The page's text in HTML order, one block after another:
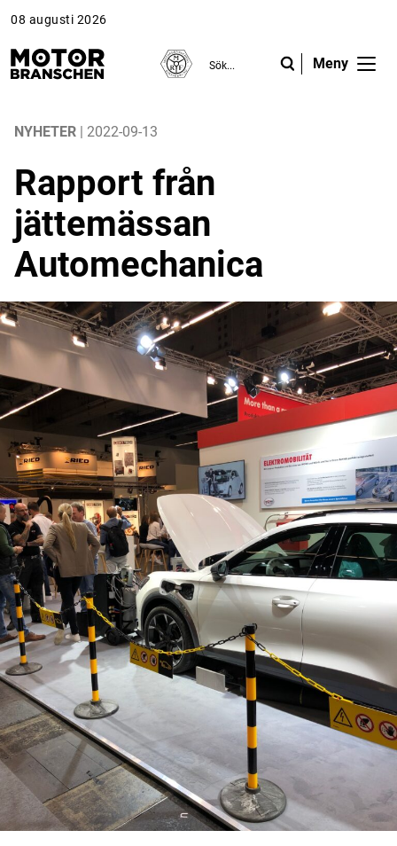
08 augusti 2026
Meny
Folk & Företag
Platsbanken
Läs e-tidningen
Digital prenumeration
Annonsera
Om Motorbranschen
Kontakt
Nyhetsbrev
Det här är vi
Arbeta för oss
NYHETER | 2022-09-13
Rapport från
jättemässan
Automechanica